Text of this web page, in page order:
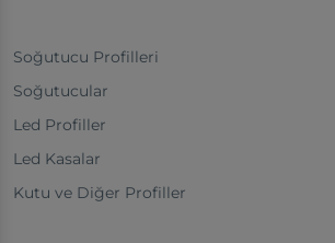
Soğutucu Profilleri
Soğutucular
Led Profiller
Led Kasalar
Kutu ve Diğer Profiller